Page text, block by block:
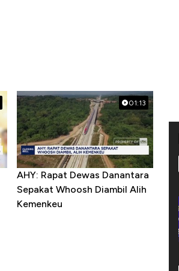
01:13
AHY: Rapat Dewas Danantara
Sepakat Whoosh Diambil Alih
Kemenkeu